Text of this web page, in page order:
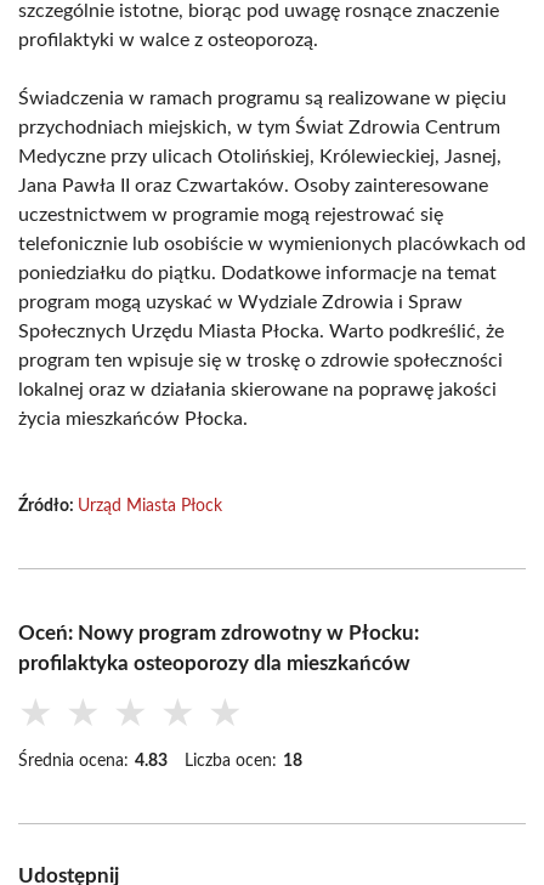
szczególnie istotne, biorąc pod uwagę rosnące znaczenie
profilaktyki w walce z osteoporozą.
Świadczenia w ramach programu są realizowane w pięciu
przychodniach miejskich, w tym Świat Zdrowia Centrum
Medyczne przy ulicach Otolińskiej, Królewieckiej, Jasnej,
Jana Pawła II oraz Czwartaków. Osoby zainteresowane
uczestnictwem w programie mogą rejestrować się
telefonicznie lub osobiście w wymienionych placówkach od
poniedziałku do piątku. Dodatkowe informacje na temat
program mogą uzyskać w Wydziale Zdrowia i Spraw
Społecznych Urzędu Miasta Płocka. Warto podkreślić, że
program ten wpisuje się w troskę o zdrowie społeczności
lokalnej oraz w działania skierowane na poprawę jakości
życia mieszkańców Płocka.
Źródło: Urząd Miasta Płock
Oceń: Nowy program zdrowotny w Płocku:
profilaktyka osteoporozy dla mieszkańców
★ ★ ★ ★ ★
Średnia ocena: 4.83 Liczba ocen: 18
Udostępnij